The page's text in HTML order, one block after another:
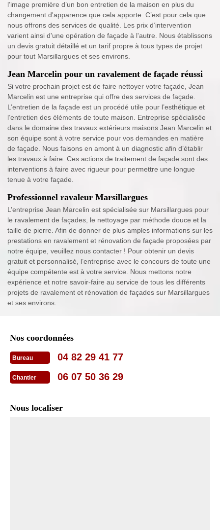
l’image première d’un bon entretien de la maison en plus du
changement d'apparence que cela apporte. C’est pour cela que
nous offrons des services de qualité. Les prix d’intervention
varient ainsi d'une opération de façade à l'autre. Nous établissons
un devis gratuit détaillé et un tarif propre à tous types de projet
pour tout Marsillargues et ses environs.
Jean Marcelin pour un ravalement de façade réussi
Si votre prochain projet est de faire nettoyer votre façade, Jean
Marcelin est une entreprise qui offre des services de façade.
L’entretien de la façade est un procédé utile pour l’esthétique et
l’entretien des éléments de toute maison. Entreprise spécialisée
dans le domaine des travaux extérieurs maisons Jean Marcelin et
son équipe sont à votre service pour vos demandes en matière
de façade. Nous faisons en amont à un diagnostic afin d’établir
les travaux à faire. Ces actions de traitement de façade sont des
interventions à faire avec rigueur pour permettre une longue
tenue à votre façade.
Professionnel ravaleur Marsillargues
L’entreprise Jean Marcelin est spécialisée sur Marsillargues pour
le ravalement de façades, le nettoyage par méthode douce et la
taille de pierre. Afin de donner de plus amples informations sur les
prestations en ravalement et rénovation de façade proposées par
notre équipe, veuillez nous contacter ! Pour obtenir un devis
gratuit et personnalisé, l’entreprise avec le concours de toute une
équipe compétente est à votre service. Nous mettons notre
expérience et notre savoir-faire au service de tous les différents
projets de ravalement et rénovation de façades sur Marsillargues
et ses environs.
Nos coordonnées
Bureau 04 82 29 41 77
Chantier 06 07 50 36 29
Nous localiser